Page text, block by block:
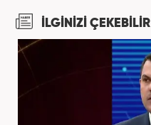
İLGİNİZİ ÇEKEBİLİR